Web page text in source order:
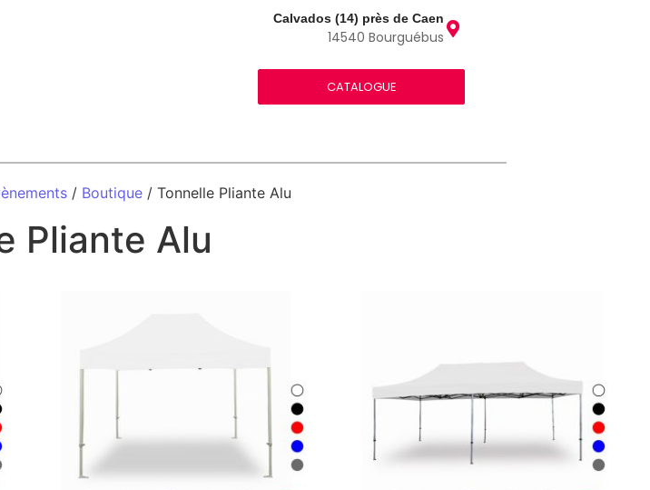
Calvados (14) près de Caen
14540 Bourguébus
CATALOGUE
/ Boutique/ Tonnelle Pliante Alu
Pliante Alu